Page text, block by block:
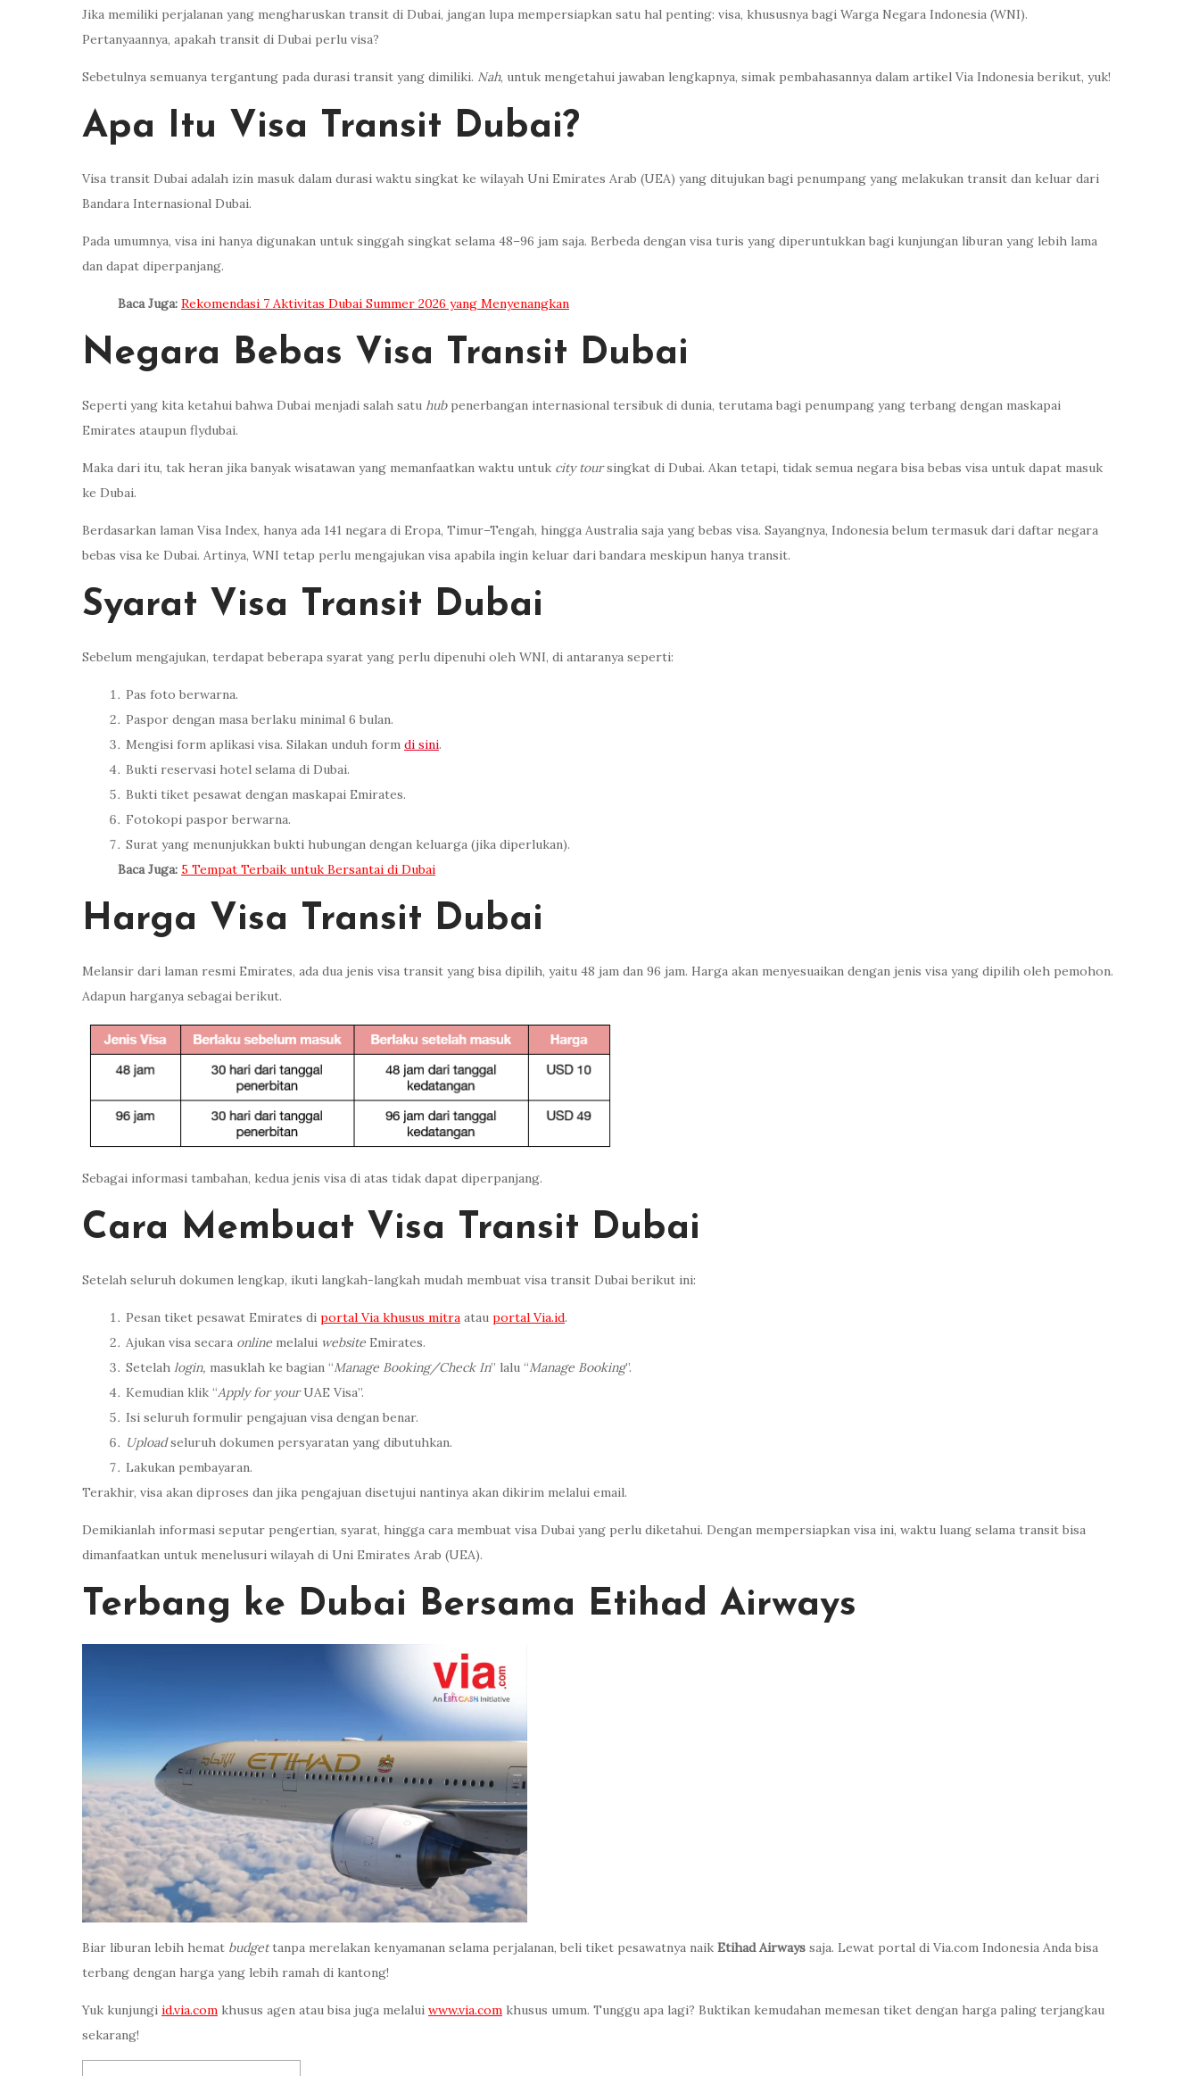
Jika memiliki perjalanan yang mengharuskan transit di Dubai, jangan lupa mempersiapkan satu hal penting: visa, khususnya bagi Warga Negara Indonesia (WNI).
Pertanyaannya, apakah transit di Dubai perlu visa?
Sebetulnya semuanya tergantung pada durasi transit yang dimiliki. Nah, untuk mengetahui jawaban lengkapnya, simak pembahasannya dalam artikel Via Indonesia berikut, yuk!
Apa Itu Visa Transit Dubai?
Visa transit Dubai adalah izin masuk dalam durasi waktu singkat ke wilayah Uni Emirates Arab (UEA) yang ditujukan bagi penumpang yang melakukan transit dan keluar dari
Bandara Internasional Dubai.
Pada umumnya, visa ini hanya digunakan untuk singgah singkat selama 48–96 jam saja. Berbeda dengan visa turis yang diperuntukkan bagi kunjungan liburan yang lebih lama
dan dapat diperpanjang.
Baca Juga: Rekomendasi 7 Aktivitas Dubai Summer 2026 yang Menyenangkan
Negara Bebas Visa Transit Dubai
Seperti yang kita ketahui bahwa Dubai menjadi salah satu hubpenerbangan internasional tersibuk di dunia, terutama bagi penumpang yang terbang dengan maskapai
Emirates ataupun flydubai.
Maka dari itu, tak heran jika banyak wisatawan yang memanfaatkan waktu untuk city toursingkat di Dubai. Akan tetapi, tidak semua negara bisa bebas visa untuk dapat masuk
ke Dubai.
Berdasarkan laman Visa Index, hanya ada 141 negara di Eropa, Timur–Tengah, hingga Australia saja yang bebas visa. Sayangnya, Indonesia belum termasuk dari daftar negara
bebas visa ke Dubai. Artinya, WNI tetap perlu mengajukan visa apabila ingin keluar dari bandara meskipun hanya transit.
Syarat Visa Transit Dubai
Sebelum mengajukan, terdapat beberapa syarat yang perlu dipenuhi oleh WNI, di antaranya seperti:
Pas foto berwarna.
Paspor dengan masa berlaku minimal 6 bulan.
Mengisi form aplikasi visa. Silakan unduh form di sini.
Bukti reservasi hotel selama di Dubai.
Bukti tiket pesawat dengan maskapai Emirates.
Fotokopi paspor berwarna.
Surat yang menunjukkan bukti hubungan dengan keluarga (jika diperlukan).
Baca Juga: 5 Tempat Terbaik untuk Bersantai di Dubai
Harga Visa Transit Dubai
Melansir dari laman resmi Emirates, ada dua jenis visa transit yang bisa dipilih, yaitu 48 jam dan 96 jam. Harga akan menyesuaikan dengan jenis visa yang dipilih oleh pemohon.
Adapun harganya sebagai berikut.
Sebagai informasi tambahan, kedua jenis visa di atas tidak dapat diperpanjang.
Cara Membuat Visa Transit Dubai
Setelah seluruh dokumen lengkap, ikuti langkah-langkah mudah membuat visa transit Dubai berikut ini:
Pesan tiket pesawat Emirates di portal Via khusus mitra atau portal Via.id.
Ajukan visa secara online melalui website Emirates.
Setelah login, masuklah ke bagian “Manage Booking/Check In” lalu “Manage Booking”.
Kemudian klik “Apply for yourUAE Visa”.
Isi seluruh formulir pengajuan visa dengan benar.
Uploadseluruh dokumen persyaratan yang dibutuhkan.
Lakukan pembayaran.
Terakhir, visa akan diproses dan jika pengajuan disetujui nantinya akan dikirim melalui email.
Demikianlah informasi seputar pengertian, syarat, hingga cara membuat visa Dubai yang perlu diketahui. Dengan mempersiapkan visa ini, waktu luang selama transit bisa
dimanfaatkan untuk menelusuri wilayah di Uni Emirates Arab (UEA).
Terbang ke Dubai Bersama Etihad Airways
Biar liburan lebih hemat budgettanpa merelakan kenyamanan selama perjalanan, beli tiket pesawatnya naik Etihad Airways saja. Lewat portal di Via.com Indonesia Anda bisa
terbang dengan harga yang lebih ramah di kantong!
Yuk kunjungi id.via.com khusus agen atau bisa juga melalui www.via.com khusus umum. Tunggu apa lagi? Buktikan kemudahan memesan tiket dengan harga paling terjangkau
sekarang!